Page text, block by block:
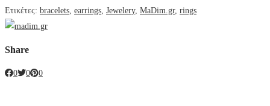
Ετικέτες: bracelets earrings Jewelery, MaDim.gr, rings
Share
0 0 0